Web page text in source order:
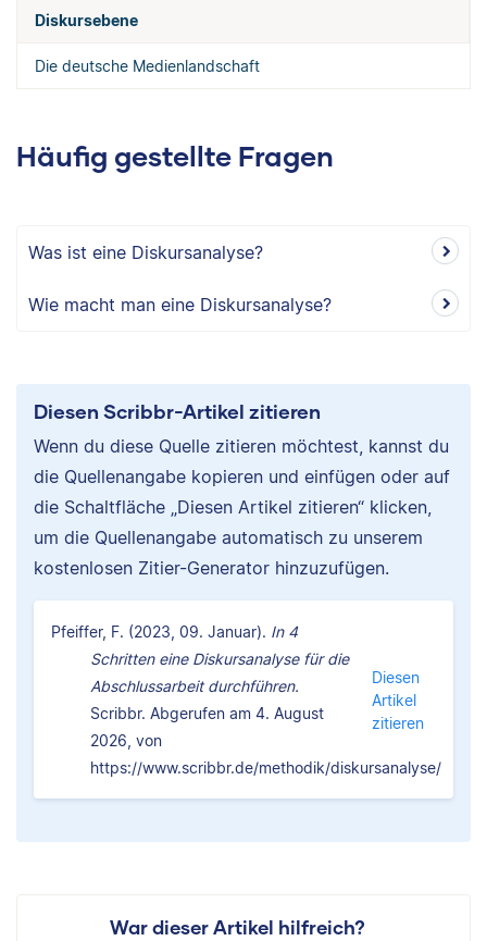
Diskursebene
Die deutsche Medienlandschaft
Häufig gestellte Fragen
Was ist eine Diskursanalyse?
Wie macht man eine Diskursanalyse?
Diesen Scribbr-Artikel zitieren
Wenn du diese Quelle zitieren möchtest, kannst du
die Quellenangabe kopieren und einfügen oder auf
die Schaltfläche „Diesen Artikel zitieren“ klicken,
um die Quellenangabe automatisch zu unserem
kostenlosen Zitier-Generator hinzuzufügen.
Pfeiffer, F. (2023, 09. Januar). In 4
Schritten eine Diskursanalyse für die
Abschlussarbeit durchführen.
Scribbr. Abgerufen am 4. August
2026, von
https://www.scribbr.de/methodik/diskursanalyse/
Diesen
Artikel
zitieren
War dieser Artikel hilfreich?